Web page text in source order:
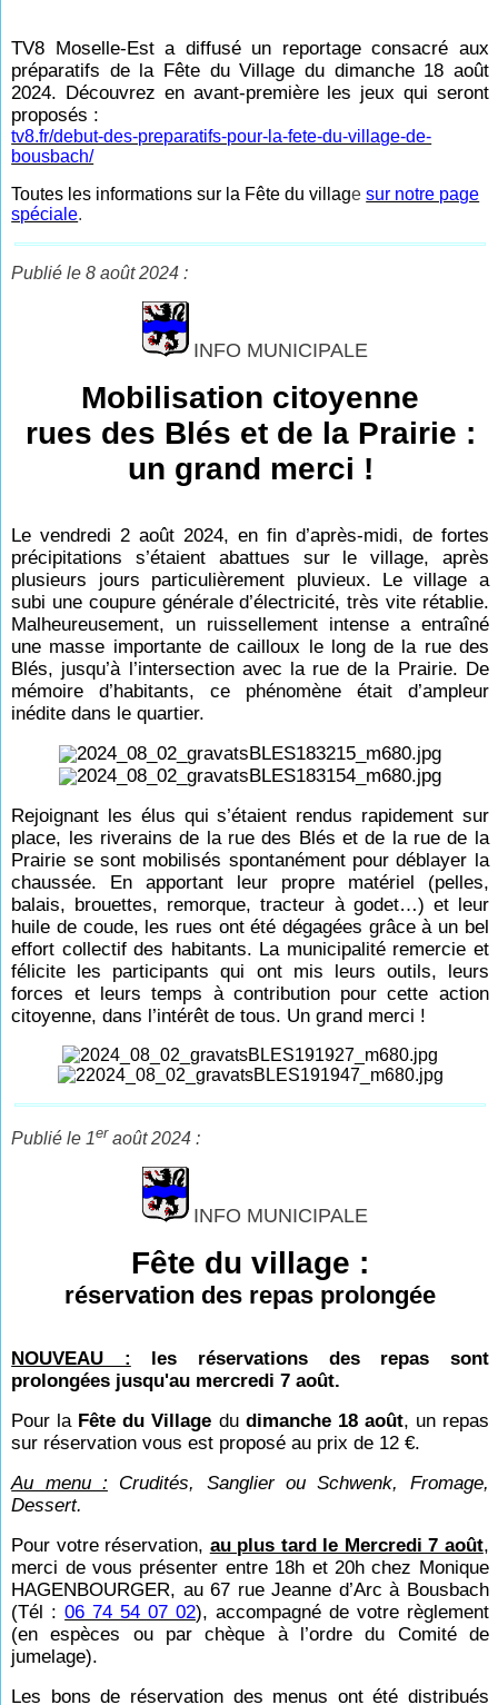
TV8 Moselle-Est a diffusé un reportage consacré aux
préparatifs de la Fête du Village du dimanche 18 août
2024. Découvrez en avant-première les jeux qui seront
proposés :
tv8.fr/debut-des-preparatifs-pour-la-fete-du-village-de-
bousbach/
Toutes les informations sur la Fête du villagesur notre page
spéciale.
Publié le 8 août 2024 :
INFO MUNICIPALE
Mobilisation citoyenne
rues des Blés et de la Prairie :
un grand merci !
Le vendredi 2 août 2024, en fin d’après-midi, de fortes
précipitations s’étaient abattues sur le village, après
plusieurs jours particulièrement pluvieux. Le village a
subi une coupure générale d’électricité, très vite rétablie.
Malheureusement, un ruissellement intense a entraîné
une masse importante de cailloux le long de la rue des
Blés, jusqu’à l’intersection avec la rue de la Prairie. De
mémoire d’habitants, ce phénomène était d’ampleur
inédite dans le quartier.
Rejoignant les élus qui s’étaient rendus rapidement sur
place, les riverains de la rue des Blés et de la rue de la
Prairie se sont mobilisés spontanément pour déblayer la
chaussée. En apportant leur propre matériel (pelles,
balais, brouettes, remorque, tracteur à godet…) et leur
huile de coude, les rues ont été dégagées grâce à un bel
effort collectif des habitants. La municipalité remercie et
félicite les participants qui ont mis leurs outils, leurs
forces et leurs temps à contribution pour cette action
citoyenne, dans l’intérêt de tous. Un grand merci !
Publié le 1er août 2024 :
INFO MUNICIPALE
Fête du village :
réservation des repas prolongée
NOUVEAU : les réservations des repas sont
prolongées jusqu'au mercredi 7 août.
Pour la Fête du Village du dimanche 18 août, un repas
sur réservation vous est proposé au prix de 12 €.
Au menu : Crudités, Sanglier ou Schwenk, Fromage,
Dessert.
Pour votre réservation, au plus tard le Mercredi 7 août,
merci de vous présenter entre 18h et 20h chez Monique
HAGENBOURGER, au 67 rue Jeanne d’Arc à Bousbach
(Tél :06 74 54 07 02), accompagné de votre règlement
(en espèces ou par chèque à l’ordre du Comité de
jumelage).
Les bons de réservation des menus ont été distribués